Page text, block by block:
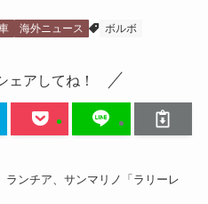
海外ニュース ボルボ
ェアしてね！
ランチア、サンマリノ「ラリーレ